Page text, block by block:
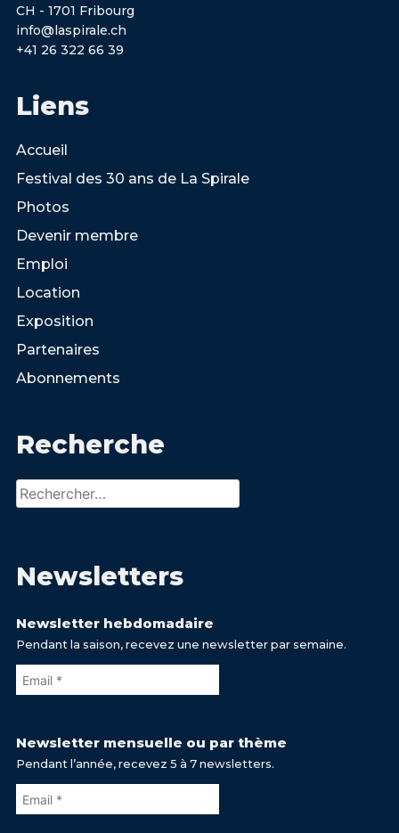
CH - 1701 Fribourg
info@laspirale.ch
+41 26 322 66 39
Liens
Accueil
Festival des 30 ans de La Spirale
Photos
Devenir membre
Emploi
Location
Exposition
Partenaires
Abonnements
Recherche
Rechercher :
Newsletters
Newsletter hebdomadaire
Pendant la saison, recevez une newsletter par semaine.
Newsletter mensuelle ou par thème
Pendant l’année, recevez 5 à 7 newsletters.